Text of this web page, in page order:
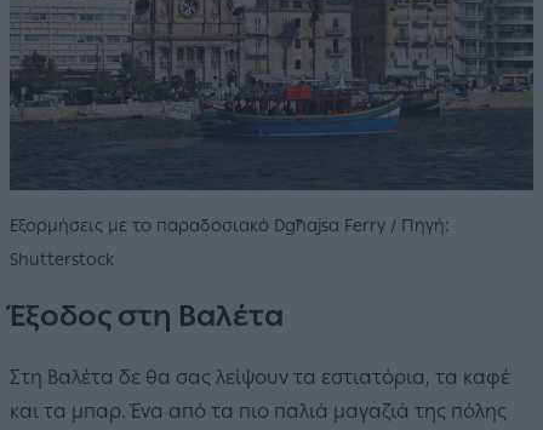
Εξορμήσεις με το παραδοσιακό Dgħajsa Ferry / Πηγή:
Shutterstock
Έξοδος στη Βαλέτα
Στη Βαλέτα δε θα σας λείψουν τα εστιατόρια, τα καφέ
και τα μπαρ. Ένα από τα πιο παλιά μαγαζιά της πόλης